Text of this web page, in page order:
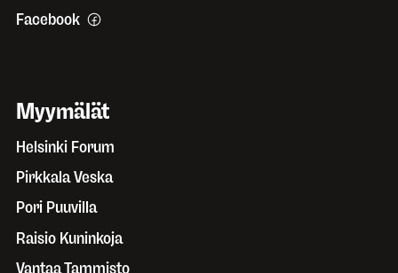
Facebook
Myymälät
Helsinki Forum
Pirkkala Veska
Pori Puuvilla
Raisio Kuninkoja
Vantaa Tammisto